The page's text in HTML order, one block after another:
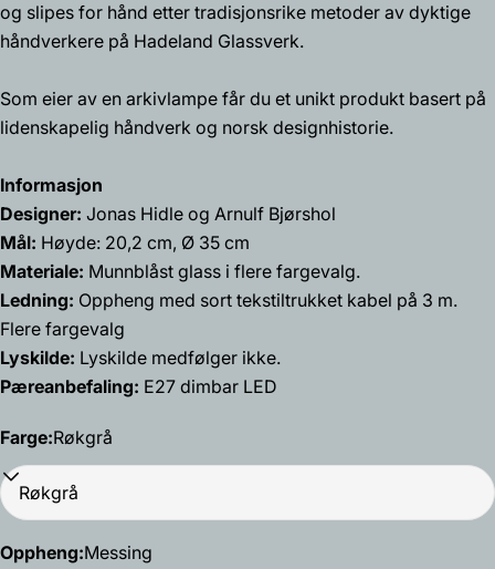
og slipes for hånd etter tradisjonsrike metoder av dyktige
håndverkere på Hadeland Glassverk.
Som eier av en arkivlampe får du et unikt produkt basert på
lidenskapelig håndverk og norsk designhistorie.
Informasjon
Designer: Jonas Hidle og Arnulf Bjørshol
Mål: Høyde: 20,2 cm, Ø 35 cm
Materiale: Munnblåst glass i flere fargevalg.
Ledning: Oppheng med sort tekstiltrukket kabel på 3 m.
Flere fargevalg
Lyskilde: Lyskilde medfølger ikke.
Pæreanbefaling: E27 dimbar LED
Farge:Røkgrå
Oppheng:Messing
Dele
på
Facebook
X
Pinterest
Din
epost
telefon
Din
Feltene merket med * er obligatoriske.
Send spørsmål